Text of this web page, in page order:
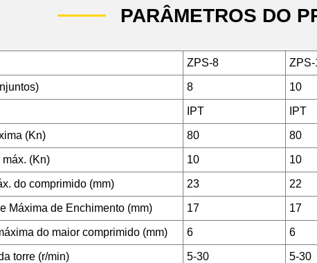
PARÂMETROS DO
ZPS-8 ZPS-
8 10
IPT IPT
(Kn) 80 80
máx. (Kn) 10 10
do comprimido (mm) 23 22
Máxima de Enchimento (mm) 17 17
do maior comprimido (mm) 6 6
torre (r/min) 5-30 5-30